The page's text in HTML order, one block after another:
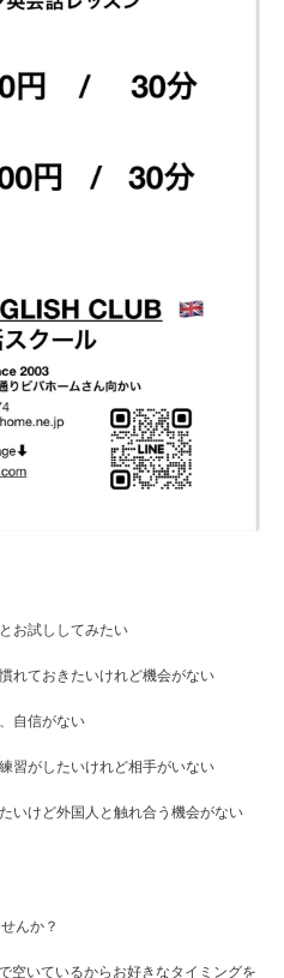
お試ししてみたい
れておきたいけれど機会がない
自信がない
習がしたいけれど相手がいない
いけど外国人と触れ合う機会がない
んか？
いているからお好きなタイミングを